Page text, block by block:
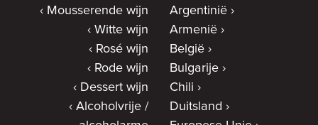
Mousserende wijn
Witte wijn
Rosé wijn
Rode wijn
Dessert wijn
Alcoholvrije /
Argentinië
Armenië
België
Bulgarije
Chili
Duitsland